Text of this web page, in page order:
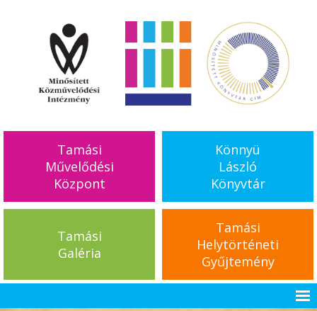
Tamási
Művelődési
Központ
Könnyü
László
Könyvtár
Tamási
Galéria
Tamási
Helytörténeti
Gyűjtemény